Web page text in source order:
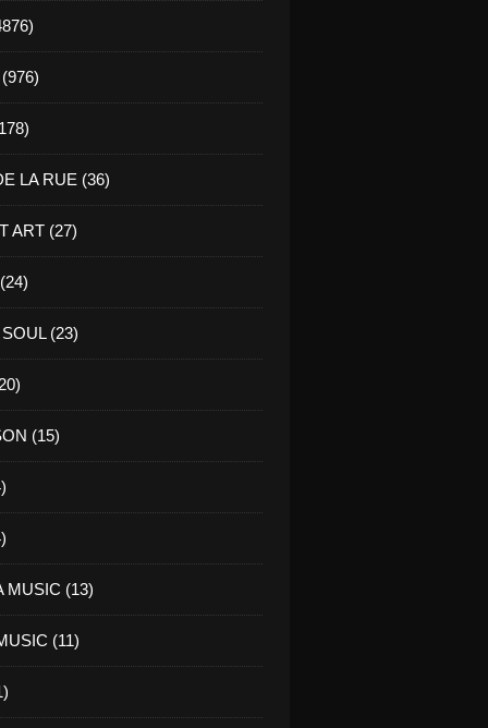
LA RUE (36)
ART (27)
(23)
(15)
MUSIC (13)
(11)